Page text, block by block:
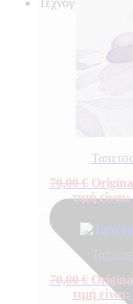
Τεχνογνωσια
70,00€
τιμή
70,00€
τιμή